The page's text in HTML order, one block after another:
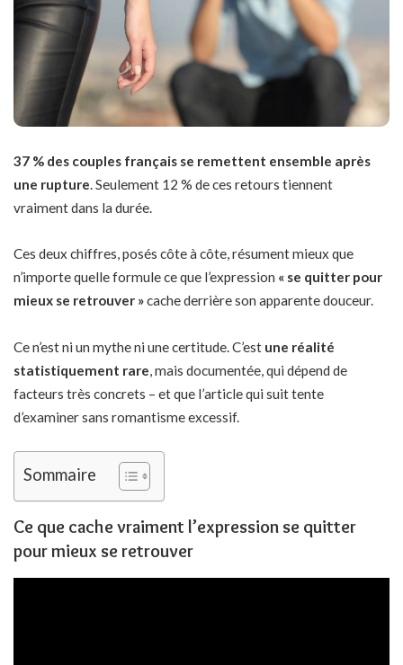
37 % des couples français se remettent ensemble après
une rupture . Seulement 12 % de ces retours tiennent
vraiment dans la durée.
Ces deux chiffres, posés côte à côte, résument mieux que
n’importe quelle formule ce que l’expression « se quitter pour
mieux se retrouver »cache derrière son apparente douceur.
Ce n’est ni un mythe ni une certitude. C’est une réalité
statistiquement rare , mais documentée, qui dépend de
facteurs très concrets – et que l’article qui suit tente
d’examiner sans romantisme excessif.
Sommaire
Ce que cache vraiment l’expression se quitter
pour mieux se retrouver